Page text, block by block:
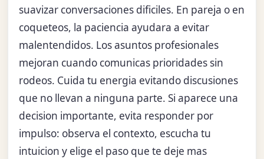
suavizar conversaciones dificiles. En pareja o en
coqueteos, la paciencia ayudara a evitar
malentendidos. Los asuntos profesionales
mejoran cuando comunicas prioridades sin
rodeos. Cuida tu energia evitando discusiones
que no llevan a ninguna parte. Si aparece una
decision importante, evita responder por
impulso: observa el contexto, escucha tu
intuicion y elige el paso que te deje mas